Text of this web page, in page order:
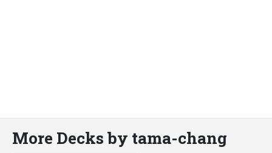
More Decks by tama-chang